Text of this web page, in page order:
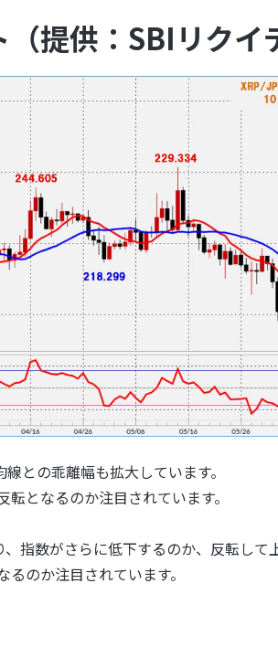
提供：SBIリクイ
との乖離幅も拡大しています。
となるのか注目されています。
指数がさらに低下するのか、反転し
のか注目されています。